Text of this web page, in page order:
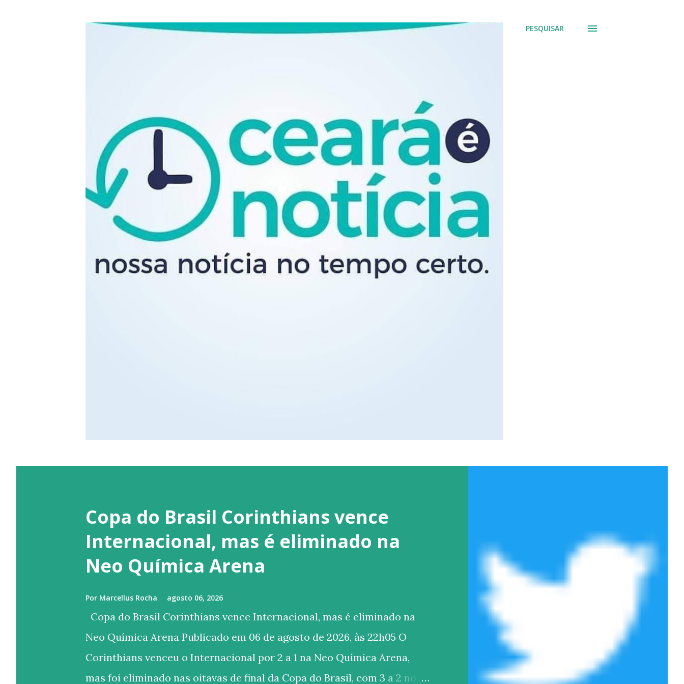
PESQUISAR
Copa do Brasil Corinthians vence
Internacional, mas é eliminado na
Neo Química Arena
Por Marcellus Rocha agosto 06, 2026
Copa do Brasil Corinthians vence Internacional, mas é eliminado na
Neo Química Arena Publicado em 06 de agosto de 2026, às 22h05 O
Corinthians venceu o Internacional por 2 a 1 na Neo Química Arena,
mas foi eliminado nas oitavas de final da Copa do Brasil, com 3 a 2 no